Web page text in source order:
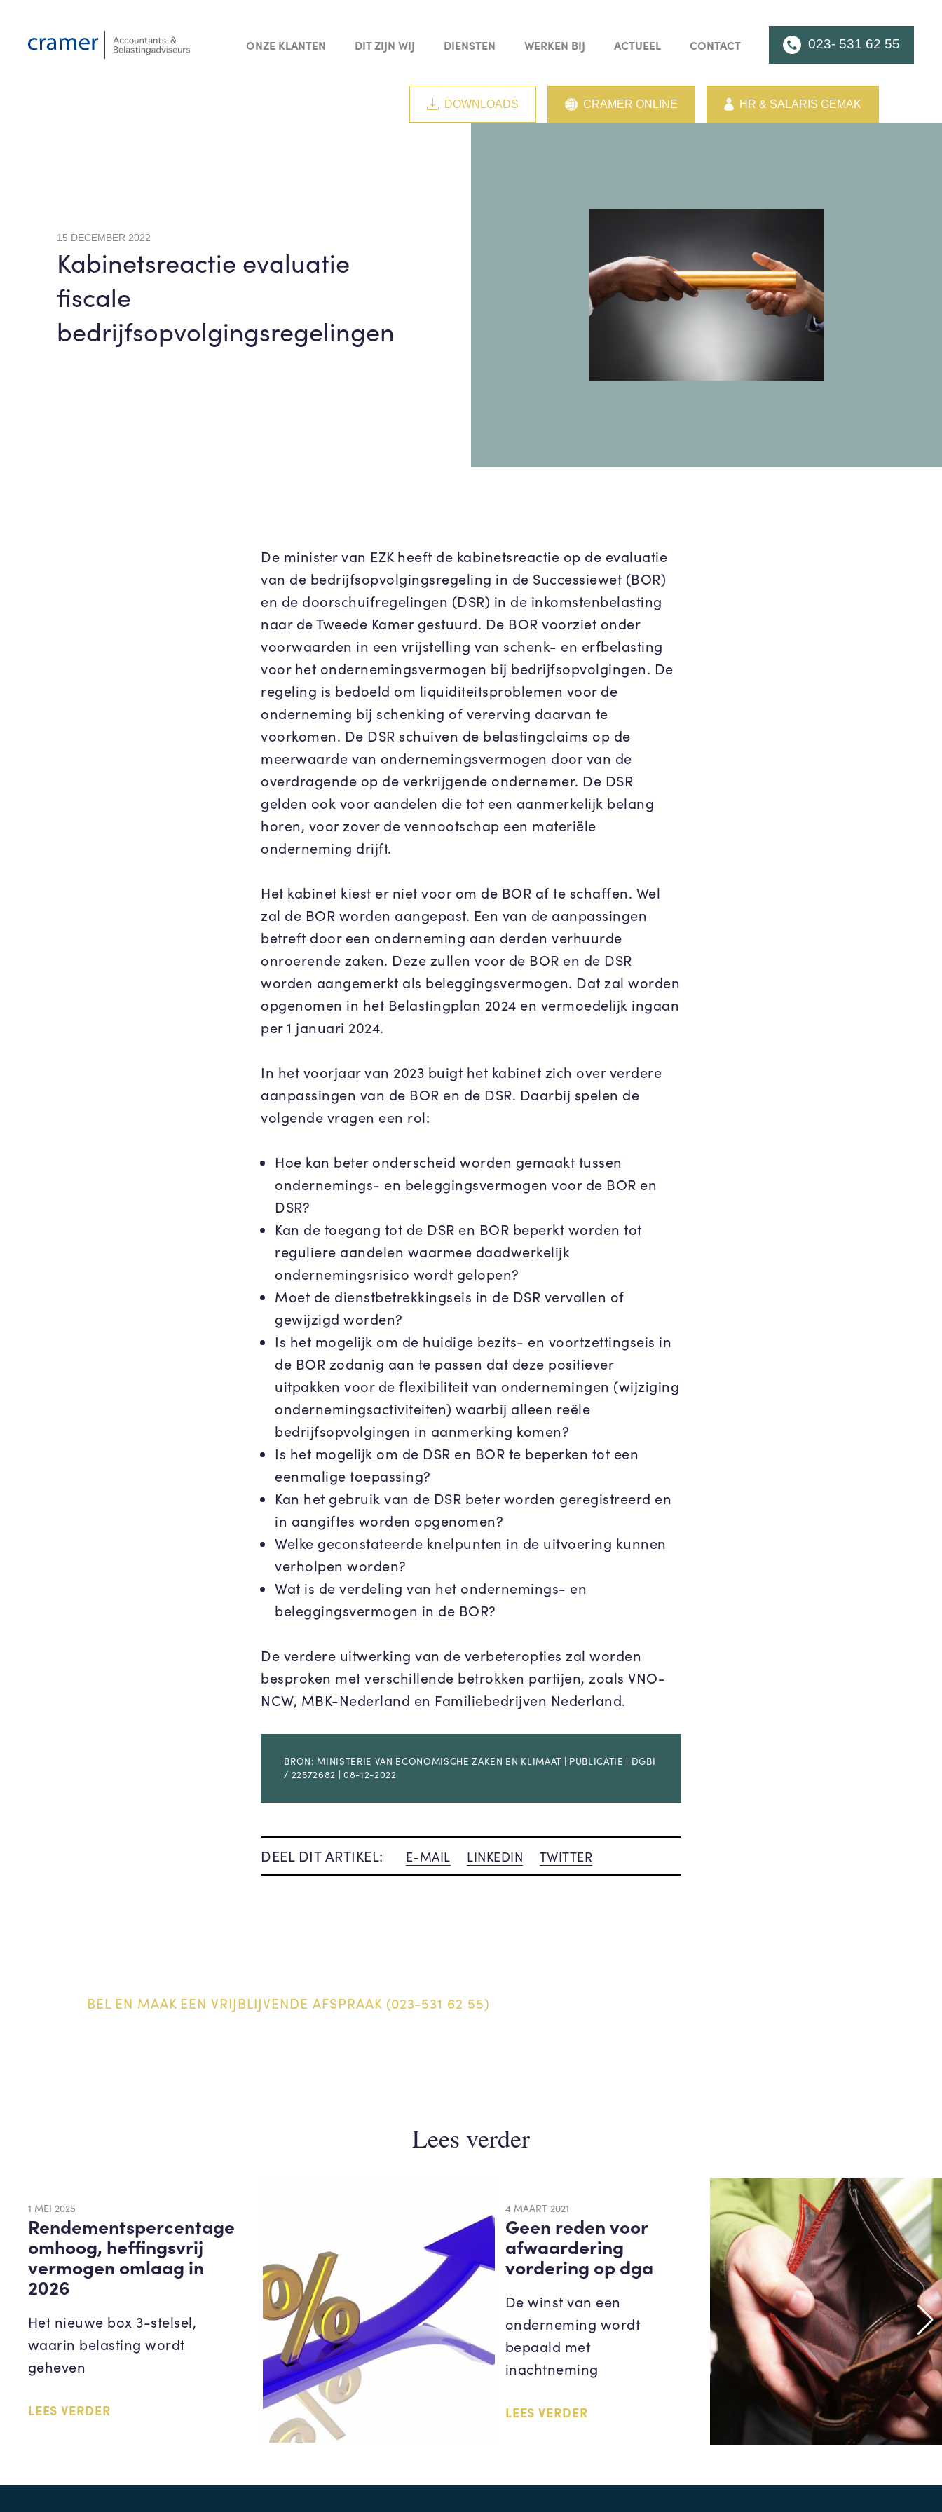
ONZE KLANTEN DIT ZIJN WIJ DIENSTEN WERKEN BIJ ACTUEEL CONTACT 023- 531 62 55
DOWNLOADS CRAMER ONLINE HR & SALARIS GEMAK
15 DECEMBER 2022
Kabinetsreactie evaluatie
fiscale
bedrijfsopvolgingsregelingen
De minister van EZK heeft de kabinetsreactie op de evaluatie
van de bedrijfsopvolgingsregeling in de Successiewet (BOR)
en de doorschuifregelingen (DSR) in de inkomstenbelasting
naar de Tweede Kamer gestuurd. De BOR voorziet onder
voorwaarden in een vrijstelling van schenk- en erfbelasting
voor het ondernemingsvermogen bij bedrijfsopvolgingen. De
regeling is bedoeld om liquiditeitsproblemen voor de
onderneming bij schenking of vererving daarvan te
voorkomen. De DSR schuiven de belastingclaims op de
meerwaarde van ondernemingsvermogen door van de
overdragende op de verkrijgende ondernemer. De DSR
gelden ook voor aandelen die tot een aanmerkelijk belang
horen, voor zover de vennootschap een materiële
onderneming drijft.
Het kabinet kiest er niet voor om de BOR af te schaffen. Wel
zal de BOR worden aangepast. Een van de aanpassingen
betreft door een onderneming aan derden verhuurde
onroerende zaken. Deze zullen voor de BOR en de DSR
worden aangemerkt als beleggingsvermogen. Dat zal worden
opgenomen in het Belastingplan 2024 en vermoedelijk ingaan
per 1 januari 2024.
In het voorjaar van 2023 buigt het kabinet zich over verdere
aanpassingen van de BOR en de DSR. Daarbij spelen de
volgende vragen een rol:
Hoe kan beter onderscheid worden gemaakt tussen
ondernemings- en beleggingsvermogen voor de BOR en
DSR?
Kan de toegang tot de DSR en BOR beperkt worden tot
reguliere aandelen waarmee daadwerkelijk
ondernemingsrisico wordt gelopen?
Moet de dienstbetrekkingseis in de DSR vervallen of
gewijzigd worden?
Is het mogelijk om de huidige bezits- en voortzettingseis in
de BOR zodanig aan te passen dat deze positiever
uitpakken voor de flexibiliteit van ondernemingen (wijziging
ondernemingsactiviteiten) waarbij alleen reële
bedrijfsopvolgingen in aanmerking komen?
Is het mogelijk om de DSR en BOR te beperken tot een
eenmalige toepassing?
Kan het gebruik van de DSR beter worden geregistreerd en
in aangiftes worden opgenomen?
Welke geconstateerde knelpunten in de uitvoering kunnen
verholpen worden?
Wat is de verdeling van het ondernemings- en
beleggingsvermogen in de BOR?
De verdere uitwerking van de verbeteropties zal worden
besproken met verschillende betrokken partijen, zoals VNO-
NCW, MBK-Nederland en Familiebedrijven Nederland.
BRON: MINISTERIE VAN ECONOMISCHE ZAKEN EN KLIMAAT | PUBLICATIE | DGBI
/ 22572682 | 08-12-2022
DEEL DIT ARTIKEL: E-MAIL LINKEDIN TWITTER
BEL EN MAAK EEN VRIJBLIJVENDE AFSPRAAK (023-531 62 55)
Lees verder
1 MEI 2025
Rendementspercentage
omhoog, heffingsvrij
vermogen omlaag in
2026
Het nieuwe box 3-stelsel,
waarin belasting wordt
geheven
LEES VERDER
4 MAART 2021
Geen reden voor
afwaardering
vordering op dga
De winst van een
onderneming wordt
bepaald met
inachtneming
LEES VERDER